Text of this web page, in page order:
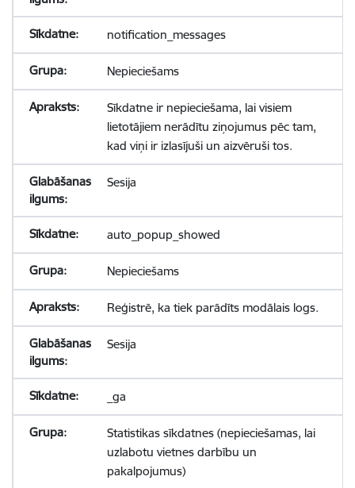
notification_messages
Nepieciešams
Sīkdatne ir nepieciešama, lai visiem
lietotājiem nerādītu ziņojumus pēc tam,
kad viņi ir izlasījuši un aizvēruši tos.
Sesija
auto_popup_showed
Nepieciešams
Reģistrē, ka tiek parādīts modālais logs.
Sesija
_ga
Statistikas sīkdatnes (nepieciešamas, lai
uzlabotu vietnes darbību un
pakalpojumus)